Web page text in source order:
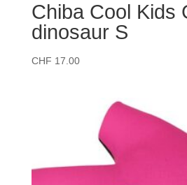
Chiba Cool Kids
dinosaur S
CHF 17.00